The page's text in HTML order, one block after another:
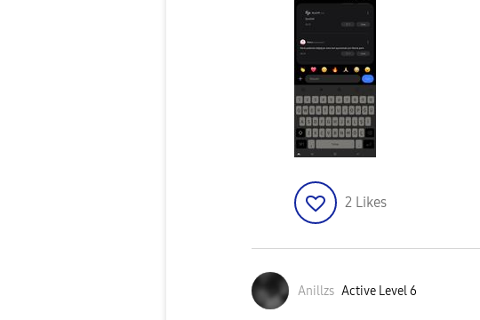
2 Likes
Anillzs Active Level 6